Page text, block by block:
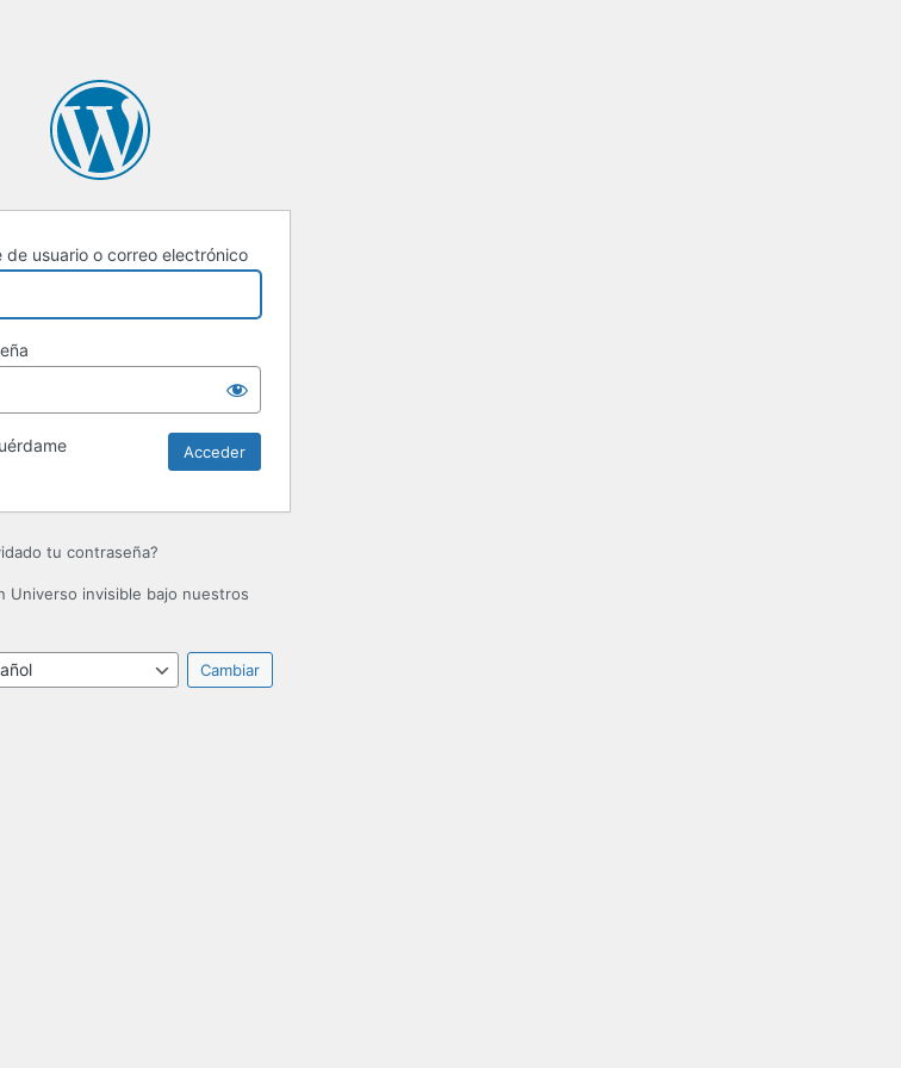
de usuario o correo electrónico
tu contraseña?
Universo invisible bajo nuestros